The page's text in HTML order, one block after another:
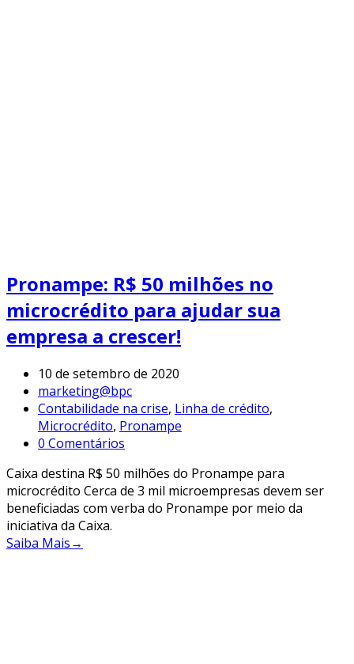
Pronampe: R$ 50 milhões no
microcrédito para ajudar sua
empresa a crescer!
10 de setembro de 2020
marketing@bpc
Contabilidade na crise, Linha de crédito,
Microcrédito, Pronampe
0 Comentários
Caixa destina R$ 50 milhões do Pronampe para
microcrédito Cerca de 3 mil microempresas devem ser
beneficiadas com verba do Pronampe por meio da
iniciativa da Caixa.
Saiba Mais→